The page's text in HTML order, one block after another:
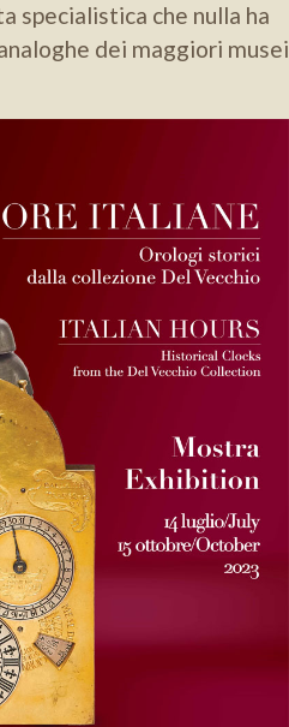
specialistica che nulla ha
dei maggiori musei